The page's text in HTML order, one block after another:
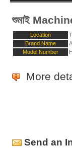
শুমাই
Location
Brand Name
Model Number
More
Send an